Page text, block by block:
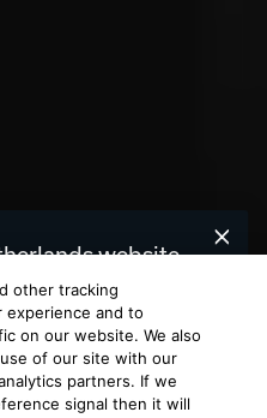
website.
States
website.
UNITED STATES
other tracking
experience and to
on our website. We also
of our site with our
partners. If we
signal then it will